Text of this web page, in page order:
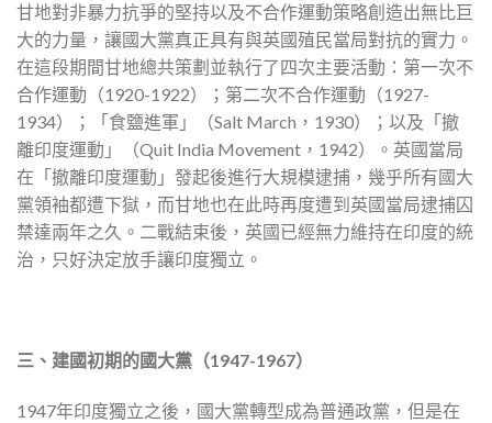
甘地對非暴力抗爭的堅持以及不合作運動策略創造出無比巨
大的力量，讓國大黨真正具有與英國殖民當局對抗的實力。
在這段期間甘地總共策劃並執行了四次主要活動：第一次不
合作運動（1920-1922）；第二次不合作運動（1927-
1934）；「食鹽進軍」（Salt March，1930）；以及「撤
離印度運動」（Quit India Movement，1942）。英國當局
在「撤離印度運動」發起後進行大規模逮捕，幾乎所有國大
黨領袖都遭下獄，而甘地也在此時再度遭到英國當局逮捕囚
禁達兩年之久。二戰結束後，英國已經無力維持在印度的統
治，只好決定放手讓印度獨立。
三、建國初期的國大黨（1947-1967）
1947年印度獨立之後，國大黨轉型成為普通政黨，但是在